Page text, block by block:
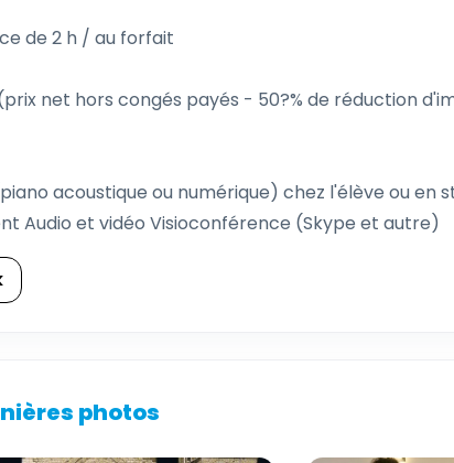
de 2 h / au forfait
net hors congés payés - 50?% de réduction
acoustique ou numérique) chez l'élève ou en
Audio et vidéo Visioconférence (Skype et autre)
photos